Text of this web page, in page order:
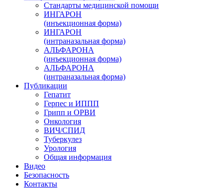
Стандарты медицинской помощи
ИНГАРОН
(инъекционная форма)
ИНГАРОН
(интраназальная форма)
АЛЬФАРОНА
(инъекционная форма)
АЛЬФАРОНА
(интраназальная форма)
Публикации
Гепатит
Герпес и ИППП
Грипп и ОРВИ
Онкология
ВИЧ/СПИД
Туберкулез
Урология
Общая информация
Видео
Безопасность
Контакты